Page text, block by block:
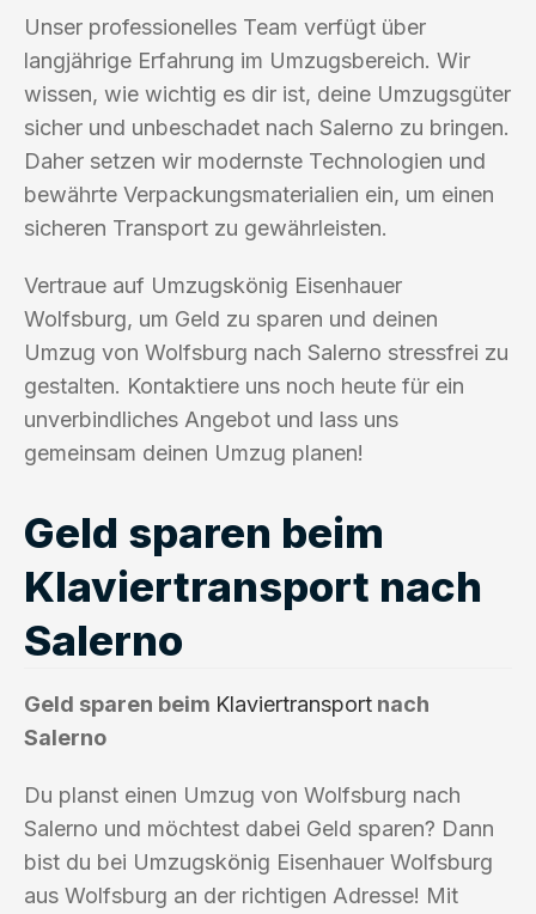
Unser professionelles Team verfügt über
langjährige Erfahrung im Umzugsbereich. Wir
wissen, wie wichtig es dir ist, deine Umzugsgüter
sicher und unbeschadet nach Salerno zu bringen.
Daher setzen wir modernste Technologien und
bewährte Verpackungsmaterialien ein, um einen
sicheren Transport zu gewährleisten.
Vertraue auf Umzugskönig Eisenhauer
Wolfsburg, um Geld zu sparen und deinen
Umzug von Wolfsburg nach Salerno stressfrei zu
gestalten. Kontaktiere uns noch heute für ein
unverbindliches Angebot und lass uns
gemeinsam deinen Umzug planen!
Geld sparen beim
Klaviertransport nach
Salerno
Geld sparen beim Klaviertransport nach
Salerno
Du planst einen Umzug von Wolfsburg nach
Salerno und möchtest dabei Geld sparen? Dann
bist du bei Umzugskönig Eisenhauer Wolfsburg
aus Wolfsburg an der richtigen Adresse! Mit